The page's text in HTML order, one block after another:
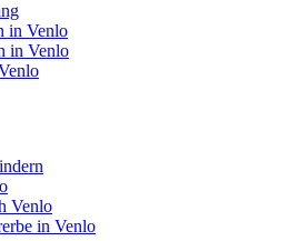
in Venlo
in Venlo
Venlo
in Venlo